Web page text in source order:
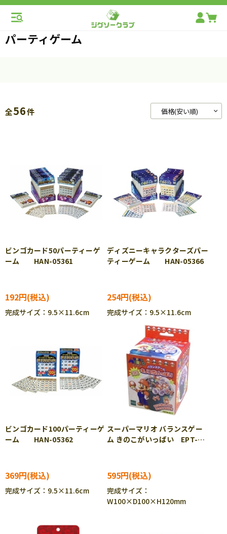
パーティゲーム
全56件
ビンゴカード50パーティーゲ
ーム HAN-05361
192円
完成サイズ：9.5×11.6cm
ディズニーキャラクターズパー
ティーゲーム HAN-05366
254円
完成サイズ：9.5×11.6cm
ビンゴカード100パーティーゲ
ーム HAN-05362
369円
完成サイズ：9.5×11.6cm
スーパーマリオ バランスゲー
ム きのこがいっぱい EPT-
595円
完成サイズ：
W100×D100×H120mm